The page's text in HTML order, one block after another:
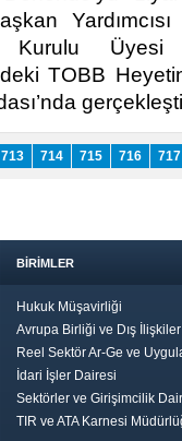
Kurulu
TOBB
713 714 715 716 717
BİRİMLER
Hukuk Müşavirliği
Avrupa Birliği ve Dış
Reel Sektör Ar-Ge ve
İdari İşler Dairesi
Sektörler ve Girişimcilik
TIR ve ATA Karnesi